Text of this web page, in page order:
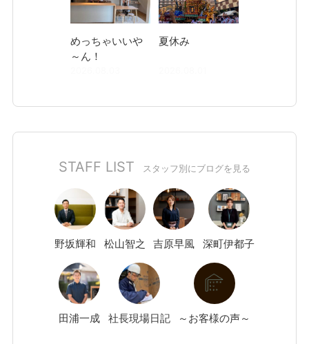
めっちゃいいや
～ん！
夏休み
STAFF LIST スタッフ別にブログを見る
野坂輝和 松山智之 吉原早風 深町伊都子
田浦一成 社長現場日記 ～お客様の声～